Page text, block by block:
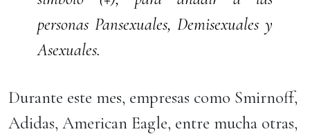
personas Pansexuales, Demisexuales y
Asexuales.
Durante este mes, empresas como Smirnoff,
Adidas, American Eagle, entre mucha otras,